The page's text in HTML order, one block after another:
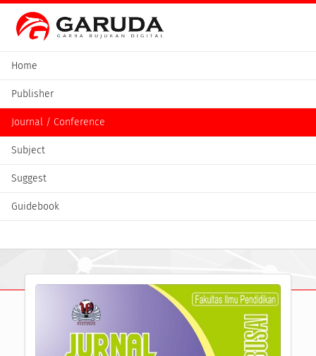
Home
Publisher
Journal / Conference
Subject
Suggest
Guidebook